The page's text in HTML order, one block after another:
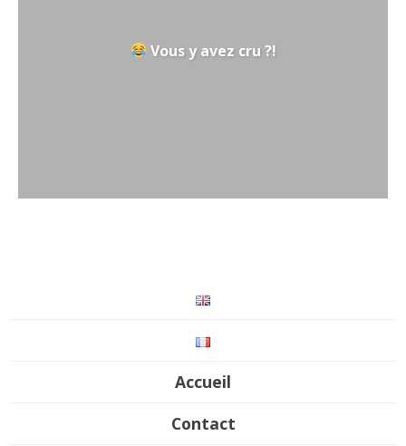
Vous y avez cru ?!
Accueil
Contact